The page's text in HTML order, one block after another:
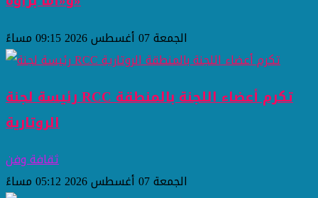
الجمعة 07 أغسطس 2026 09:15 مساءً
رئيسة لجنة RCC تكرم أعضاء اللجنة بالمنطقة
الروتارية
ثقافة وفن
الجمعة 07 أغسطس 2026 05:12 مساءً